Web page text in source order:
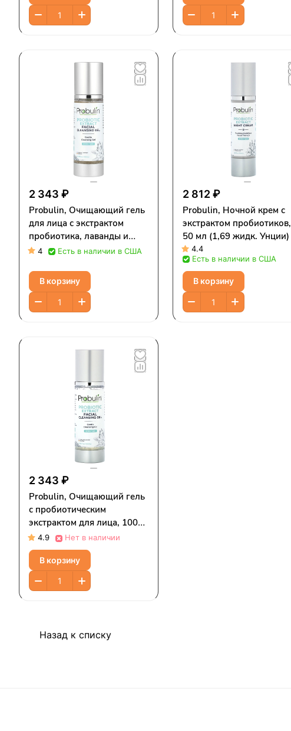
2 343 ₽
Probulin, Очищающий гель
для лица с экстрактом
пробиотика, лаванды и
цитрусовых, 100 мл (3,38
4 Есть в наличии в США
В корзину
2 812 ₽
Probulin, Ночной крем с
экстрактом пробиотиков,
50 мл (1,69 жидк. Унции)
4.4
Есть в наличии в США
В корзину
2 343 ₽
Probulin, Очищающий гель
с пробиотическим
экстрактом для лица, 100
мл (3,38 жидк. Унции)
4.9 Нет в наличии
В корзину
Назад к списку